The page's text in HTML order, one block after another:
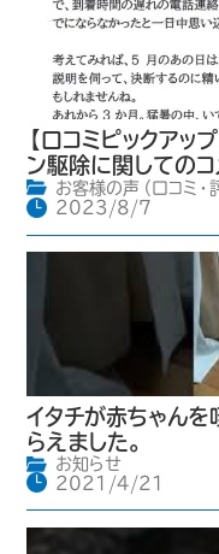
【口コミピックアッ
ン駆除に関してのコ
お客様の声（口コミ・
2023/8/7
イタチが赤ちゃん
らえました。
お知らせ
2021/4/21